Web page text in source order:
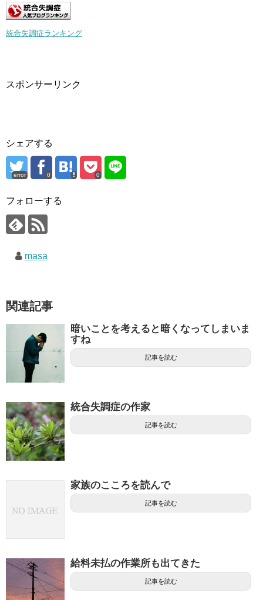
統合失調症ランキング
スポンサーリンク
シェアする
error 0 0
フォローする
masa
関連記事
暗いことを考えると暗くなってしまいま
すね
記事を読む
統合失調症の作家
記事を読む
家族のこころを読んで
記事を読む
給料未払の作業所も出てきた
記事を読む